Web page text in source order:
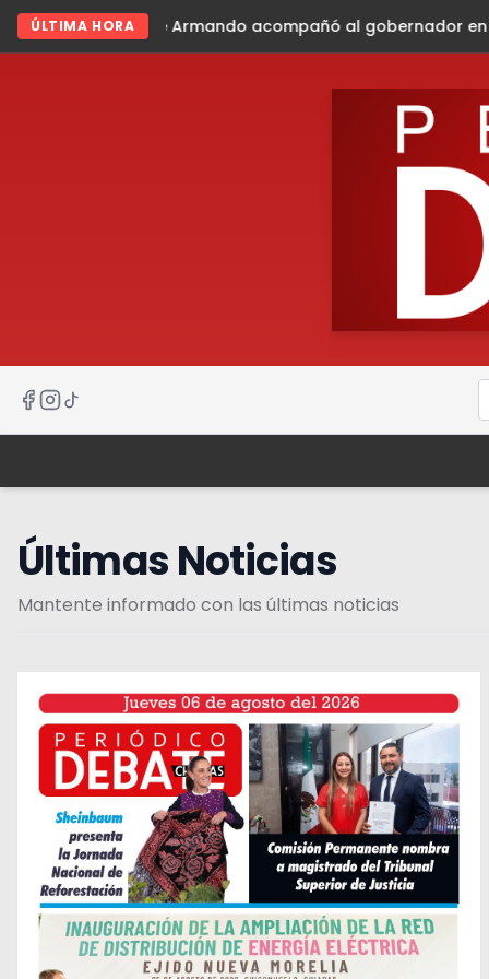
ÚLTIMA HORA
acompañó al gobernador en gira de trabajo en la
Últimas Noticias
Mantente informado con las últimas noticias